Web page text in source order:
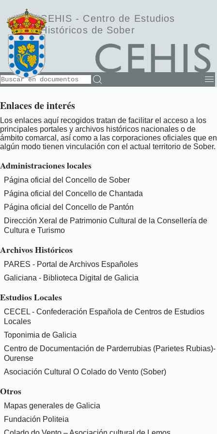
CEHIS - Centro de Estudios
Históricos de Sober
Enlaces de interés
Los enlaces aquí recogidos tratan de facilitar el acceso a los
principales portales y archivos históricos nacionales o de
ámbito comarcal, así como a las corporaciones oficiales que en
algún modo tienen vinculación con el actual territorio de Sober.
Administraciones locales
Página oficial del Concello de Sober
Página oficial del Concello de Chantada
Página oficial del Concello de Pantón
Dirección Xeral de Patrimonio Cultural de la Consellería de
Cultura e Turismo
Archivos Históricos
PARES - Portal de Archivos Españoles
Galiciana - Biblioteca Digital de Galicia
Estudios Locales
CECEL - Confederación Española de Centros de Estudios
Locales
Toponimia de Galicia
Centro de Documentación de Parderrubias (Parietes Rubias)-
Ourense
Asociación Cultural O Colado do Vento (Sober)
Otros
Mapas generales de Galicia
Fundación Politeia